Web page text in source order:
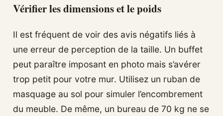
Vérifier les dimensions et le poids
Il est fréquent de voir des avis négatifs liés à
une erreur de perception de la taille. Un buffet
peut paraître imposant en photo mais s’avérer
trop petit pour votre mur. Utilisez un ruban de
masquage au sol pour simuler l’encombrement
du meuble. De même, un bureau de 70 kg ne se